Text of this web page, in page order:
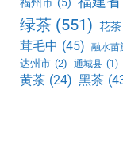
绿茶 (551) 花茶
茸毛中 (45) 融水苗
达州市 (2) 通城县 (1)
黄茶 (24) 黑茶